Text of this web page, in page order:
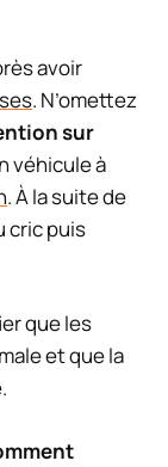
avoir
. N’omettez
sur
véhicule à
. À la suite de
cric puis
que les
et que la